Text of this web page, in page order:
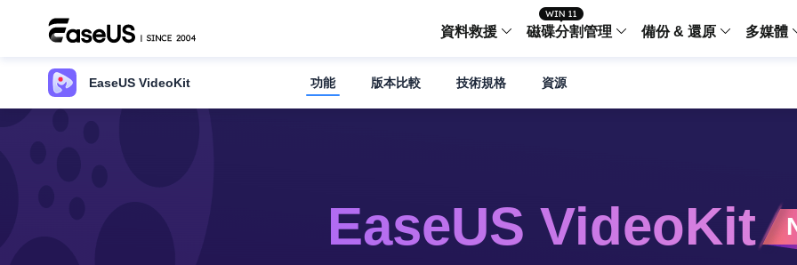
資料救援
MobiSaver (IOS & Android)
手機資料救援
磁碟分割管理
Disk Copy
磁碟克隆工具
備份 & 還原
中央控管
多媒體
更多產品軟體 AppMove
電腦之間轉移
EaseUS VideoKit 功能 版本比較 技術規格 資源
EaseUS VideoKit